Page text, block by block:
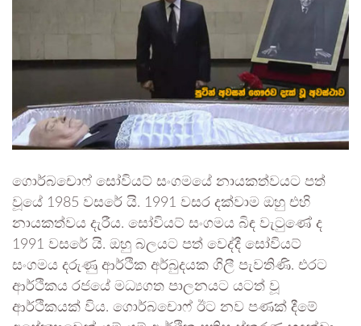
ගොර්බචොෆ් සෝවියට් සංගමයේ නායකත්වයට පත්
වූයේ 1985 වසරේ යි. 1991 වසර දක්වාම ඔහු එහි
නායකත්වය දැරීය. සෝවියට් සංගමය බිඳ වැටුණේ ද
1991 වසරේ යි. ඔහු බලයට පත් වෙද්දී සෝවියට්
සංගමය දරුණු ආර්ථික අර්බුදයක ගිලී පැවතිණි. එරට
ආර්ථිකය රජයේ මධ්‍යගත පාලනයට යටත් වූ
ආර්ථිකයක් විය. ගොර්බචොෆ් ඊට නව පණක් දීමේ